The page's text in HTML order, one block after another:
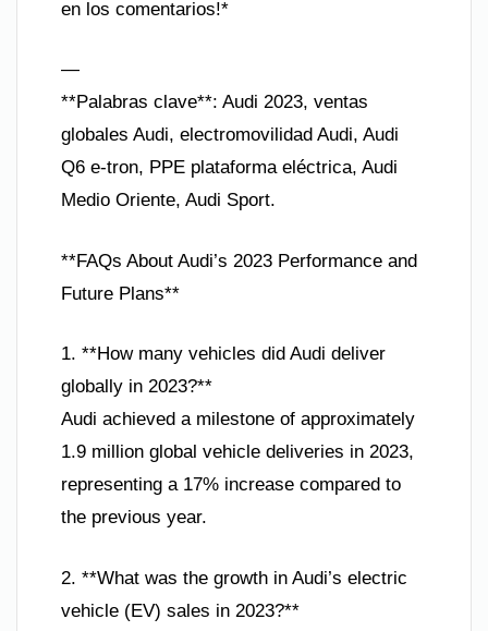
en los comentarios!*
—
**Palabras clave**: Audi 2023, ventas
globales Audi, electromovilidad Audi, Audi
Q6 e-tron, PPE plataforma eléctrica, Audi
Medio Oriente, Audi Sport.
**FAQs About Audi’s 2023 Performance and
Future Plans**
1. **How many vehicles did Audi deliver
globally in 2023?**
Audi achieved a milestone of approximately
1.9 million global vehicle deliveries in 2023,
representing a 17% increase compared to
the previous year.
2. **What was the growth in Audi’s electric
vehicle (EV) sales in 2023?**